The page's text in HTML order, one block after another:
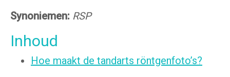
Synoniemen: RSP
Inhoud
Hoe maakt de tandarts röntgenfoto’s?